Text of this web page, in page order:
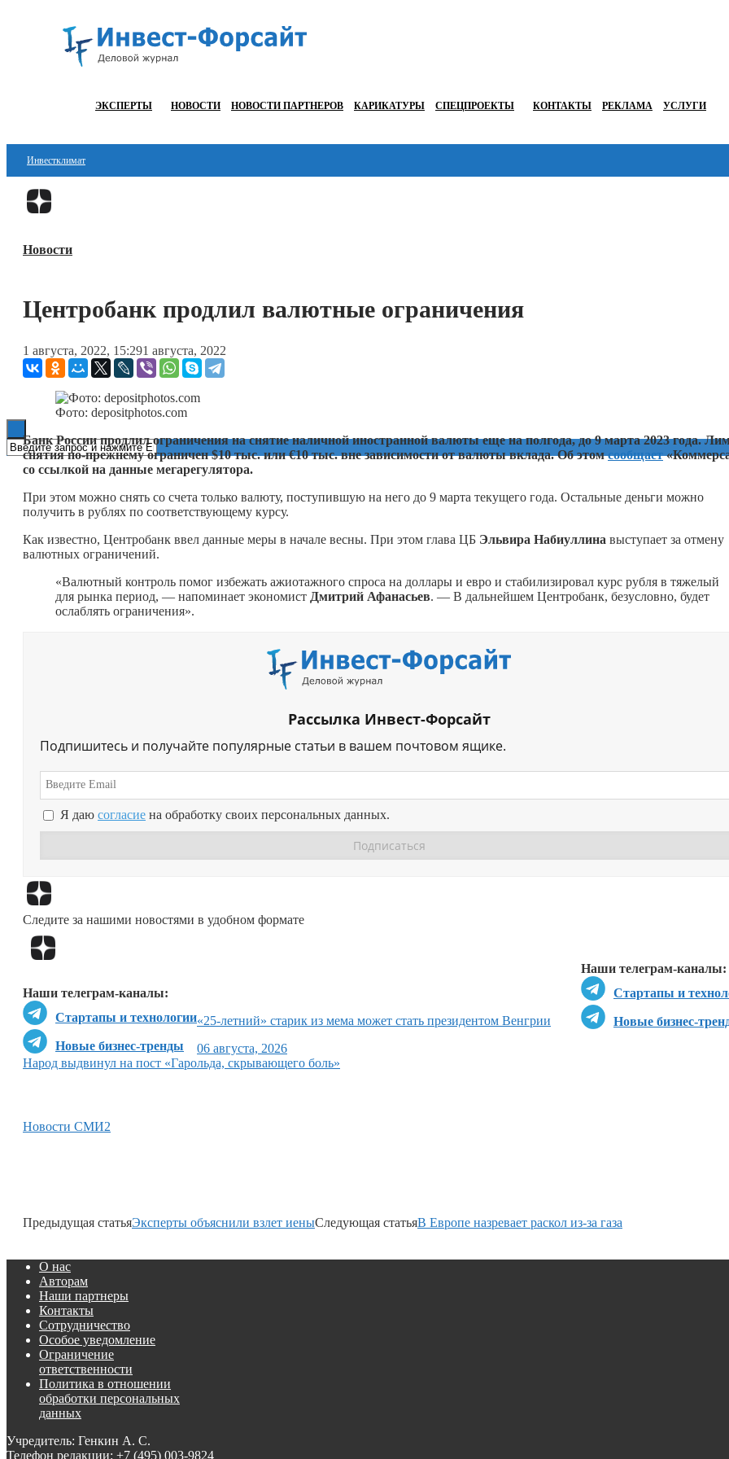
ЭКСПЕРТЫ НОВОСТИ НОВОСТИ ПАРТНЕРОВ КАРИКАТУРЫ СПЕЦПРОЕКТЫ КОНТАКТЫ РЕКЛАМА УСЛУГИ
Инвестклимат
Финансы
Блокчейн
Технологии
ESG
Новости
Центробанк продлил валютные ограничения
1 августа, 2022, 15:291 августа, 2022
Фото: depositphotos.com
Банк России продлил ограничения на снятие наличной иностранной валюты еще на полгода, до 9 марта 2023 года.
снятия по-прежнему ограничен $10 тыс. или €10 тыс. вне зависимости от валюты вклада. Об этомсообщает
со ссылкой на данные мегарегулятора.
При этом можно снять со счета только валюту, поступившую на него до 9 марта текущего года. Остальные деньги можно
получить в рублях по соответствующему курсу.
Как известно, Центробанк ввел данные меры в начале весны. При этом глава ЦБ Эльвира Набиуллина выступает за отмену
валютных ограничений.
«Валютный контроль помог избежать ажиотажного спроса на доллары и евро и стабилизировал курс рубля в тяжелый
для рынка период, — напоминает экономист Дмитрий Афанасьев. — В дальнейшем Центробанк, безусловно, будет
ослаблять ограничения».
Рассылка Инвест-Форсайт
Подпишитесь и получайте популярные статьи в вашем почтовом ящике.
Я даю согласие на обработку своих персональных данных.
Следите за нашими новостями в удобном формате
Наши телеграм-каналы:
Стартапы и
Новые бизнес-
Наши телеграм-каналы:
Стартапы и технологии
Новые бизнес-тренды
«25-летний» старик из мема может стать президентом Венгрии
06 августа, 2026
Народ выдвинул на пост «Гарольда, скрывающего боль»
Новости СМИ2
Предыдущая статьяЭксперты объяснили взлет иеныСледующая статьяВ Европе назревает раскол из-за газа
О нас
Авторам
Наши партнеры
Контакты
Сотрудничество
Особое уведомление
Ограничение
ответственности
Политика в отношении
обработки персональных
данных
Учредитель: Генкин А. С.
Телефон редакции: +7 (495) 003-9824